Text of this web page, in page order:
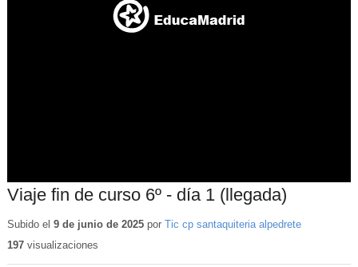
Viaje fin de curso 6º - día 1 (llegada)
Subido el 9 de junio de 2025por Tic cp santaquiteria alpedrete
197visualizaciones